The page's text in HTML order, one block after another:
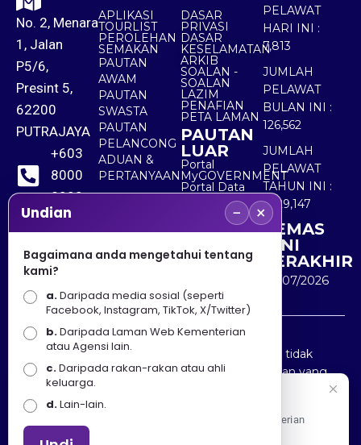
No. 2, Menara
1, Jalan
P5/6,
Presint 5,
62200
PUTRAJAYA
+603
8000
8000
+603
8891
7100
APLIKASI
TOURLIST
PEROLEHAN
SEMAKAN
PAUTAN
AWAM
PAUTAN
SWASTA
PAUTAN
PELANCONG
ADUAN &
PERTANYAAN
DASAR
PRIVASI
DASAR
KESELAMATAN
ARKIB
SOALAN -
SOALAN
LAZIM
PENAFIAN
PETA LAMAN
PAUTAN
LUAR
Portal
MyGOVERNMENT
Portal Data
Terbuka
Sektor Awam
PELAWAT
HARI INI :
7,813
JUMLAH
PELAWAT
BULAN INI :
126,562
JUMLAH
PELAWAT
TAHUN INI :
5,529,147
KEMAS
KINI
TERAKHIR
30/07/2026
Penafian : Kerajaan Malaysia dan Kementerian
Pelancongan Seni dan Budaya (MOTAC) adalah tidak
bertanggungjawab atas kehilangan atau kerugian yang
disebabkan oleh penggunaan mana-mana maklumat
yang diperolehi dari portal ini.
Undian − ×
Bagaimana anda mengetahui tentang
kami?
a.Daripada media sosial (seperti
Facebook, Instagram, TikTok, X/Twitter)
b.Daripada Laman Web Kementerian
atau Agensi lain.
c.Daripada rakan-rakan atau ahli
keluarga.
d.Lain-lain.
Apa Khabar! Selamat datang ke Portal Rasmi Kementerian
Pelancongan, Seni dan Budaya